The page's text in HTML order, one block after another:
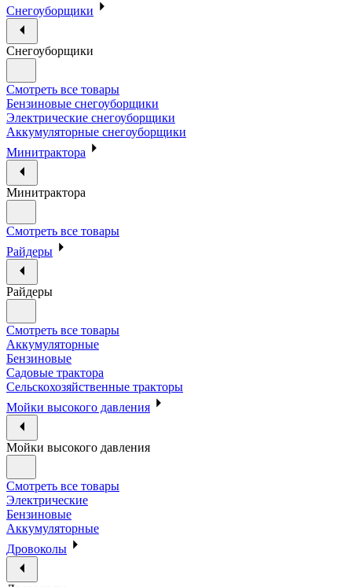
Снегоуборщики
Снегоуборщики
Смотреть все товары
Бензиновые снегоуборщики
Электрические снегоуборщики
Аккумуляторные снегоуборщики
Минитрактора
Минитрактора
Смотреть все товары
Райдеры
Райдеры
Смотреть все товары
Аккумуляторные
Бензиновые
Садовые трактора
Сельскохозяйственные тракторы
Мойки высокого давления
Мойки высокого давления
Смотреть все товары
Электрические
Бензиновые
Аккумуляторные
Дровоколы